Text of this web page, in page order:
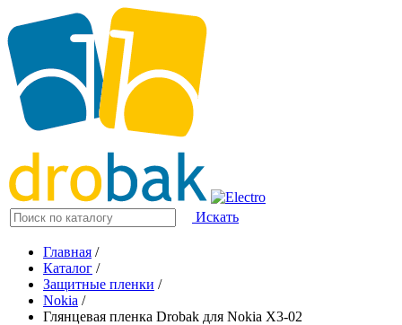
Искать
Главная /
Каталог /
Защитные пленки /
Nokia /
Глянцевая пленка Drobak для Nokia X3-02